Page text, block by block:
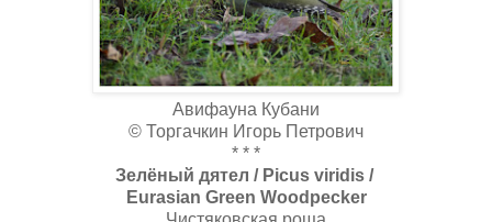
Авифауна Кубани
© Торгачкин Игорь Петрович
* * *
Зелёный дятел / Picus viridis /
Eurasian Green Woodpecker